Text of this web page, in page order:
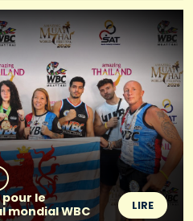
le
mondial WBC
LIRE